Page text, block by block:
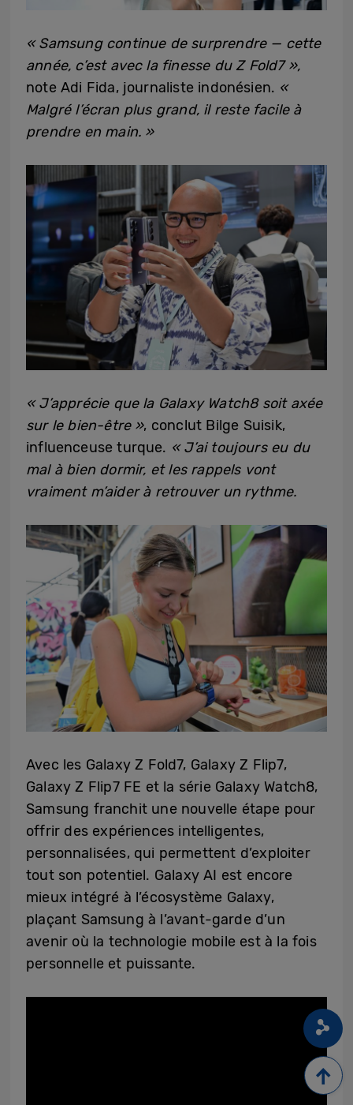
« Samsung continue de surprendre — cette
année, c’est avec la finesse du Z Fold7 »,
note Adi Fida, journaliste indonésien. «
Malgré l’écran plus grand, il reste facile à
prendre en main. »
« J’apprécie que la Galaxy Watch8 soit axée
sur le bien-être », conclut Bilge Suisik,
influenceuse turque. « J’ai toujours eu du
mal à bien dormir, et les rappels vont
vraiment m’aider à retrouver un rythme.
Avec les Galaxy Z Fold7, Galaxy Z Flip7,
Galaxy Z Flip7 FE et la série Galaxy Watch8,
Samsung franchit une nouvelle étape pour
offrir des expériences intelligentes,
personnalisées, qui permettent d’exploiter
tout son potentiel. Galaxy AI est encore
mieux intégré à l’écosystème Galaxy,
plaçant Samsung à l’avant-garde d’un
avenir où la technologie mobile est à la fois
personnelle et puissante.